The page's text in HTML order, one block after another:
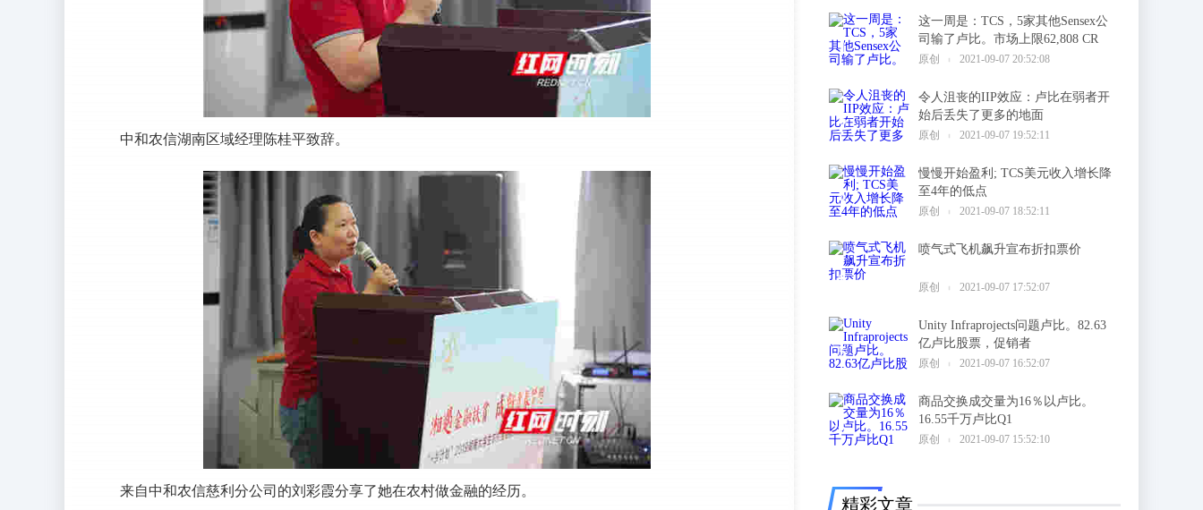
中和农信湖南区域经理陈桂平致辞。
来自中和农信慈利分公司的刘彩霞分享了她在农村做金融的经历。
这一周是：TCS，5家其他Sensex公
司输了卢比。市场上限62,808 CR
原创 2021-09-07 20:52:08
1
令人沮丧的IIP效应：卢比在弱者开
始后丢失了更多的地面
原创 2021-09-07 19:52:11
2
慢慢开始盈利; TCS美元收入增长降
至4年的低点
原创 2021-09-07 18:52:11
3
喷气式飞机飙升宣布折扣票价
原创 2021-09-07 17:52:07
4
Unity Infraprojects问题卢比。82.63
亿卢比股票，促销者
原创 2021-09-07 16:52:07
5
商品交换成交量为16％以卢比。
16.55千万卢比Q1
原创 2021-09-07 15:52:10
6
精彩文章